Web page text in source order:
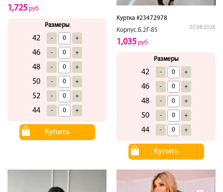
1,725 руб
Размеры
42 - +
46 - +
48 - +
50 - +
52 - +
44 - +
Купить
Куртка #23472978
Корпус.Б.2Г-85
07.08.2026
1,035 руб
Размеры
42 - +
46 - +
48 - +
50 - +
44 - +
Купить